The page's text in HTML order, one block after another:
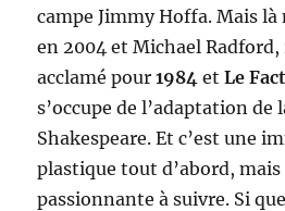
campe Jimmy Hoffa. Mais là
en 2004 et Michael
acclamé pour1984 etLe
s’occupe de l’adaptation de
Shakespeare. Et c’est une
plastique tout d’abord,
passionnante à suivre. Si